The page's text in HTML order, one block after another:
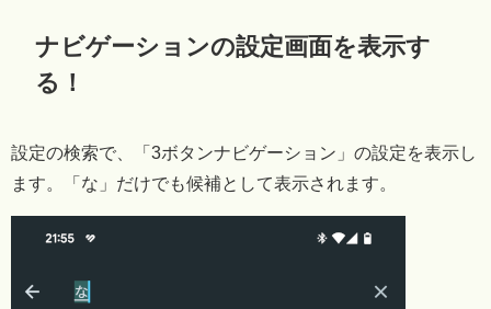
ナビゲーションの設定画面を表示す
る！
設定の検索で、「3ボタンナビゲーション」の設定を表示し
ます。「な」だけでも候補として表示されます。